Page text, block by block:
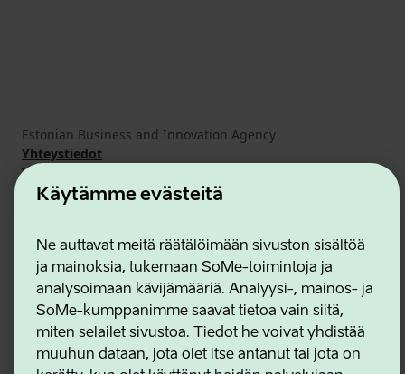
Käytämme evästeitä
Ne auttavat meitä räätälöimään sivuston sisältöä
ja mainoksia, tukemaan SoMe-toimintoja ja
analysoimaan kävijämääriä. Analyysi-, mainos- ja
SoMe-kumppanimme saavat tietoa vain siitä,
miten selailet sivustoa. Tiedot he voivat yhdistää
muuhun dataan, jota olet itse antanut tai jota on
Estonian Business and Innovation Agency
Yhteystiedot
Yhteistyökumppanit
Käyttöehdot
Eväste- ja tietosuojakäytäntö